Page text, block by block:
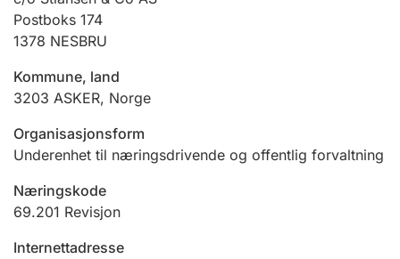
Postboks 174
1378 NESBRU
Kommune, land
3203 ASKER, Norge
Organisasjonsform
Underenhet til næringsdrivende og offentlig forvaltning
Næringskode
69.201 Revisjon
Internettadresse